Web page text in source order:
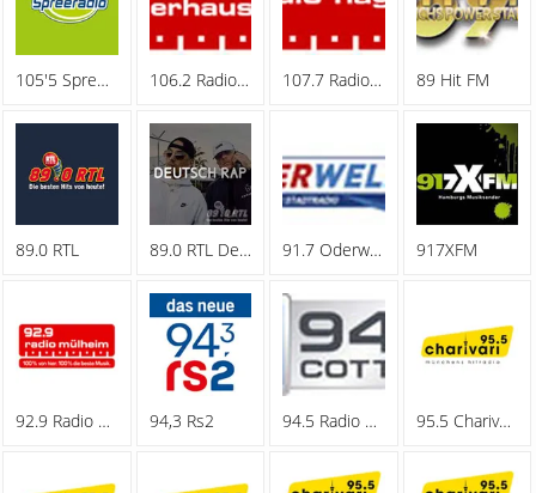
105'5 Spreeradio 106.2 Radio Oberhausen 107.7 Radio Hagen 89 Hit FM
89.0 RTL 89.0 RTL Deutschrap 91.7 Oderwelle 917XFM
92.9 Radio Muelheim 94,3 Rs2 94.5 Radio Cottbus 95.5 Charivari - Family